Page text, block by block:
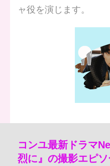
ャ役を演じます。
コンユ最新ドラマ
烈に』の撮影エピソ